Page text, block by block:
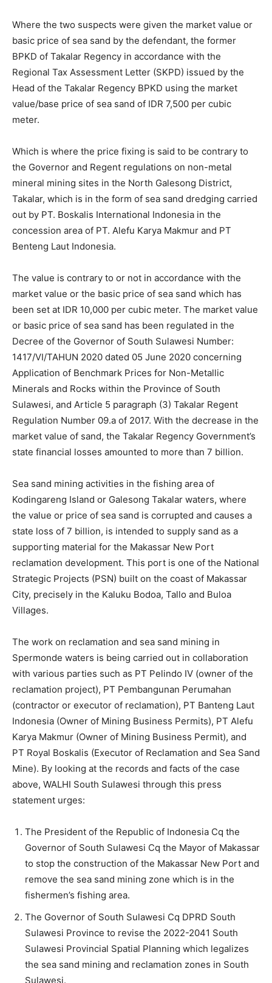
Where the two suspects were given the market value or
basic price of sea sand by the defendant, the former
BPKD of Takalar Regency in accordance with the
Regional Tax Assessment Letter (SKPD) issued by the
Head of the Takalar Regency BPKD using the market
value/base price of sea sand of IDR 7,500 per cubic
meter.
Which is where the price fixing is said to be contrary to
the Governor and Regent regulations on non-metal
mineral mining sites in the North Galesong District,
Takalar, which is in the form of sea sand dredging carried
out by PT. Boskalis International Indonesia in the
concession area of ​​PT. Alefu Karya Makmur and PT
Benteng Laut Indonesia.
The value is contrary to or not in accordance with the
market value or the basic price of sea sand which has
been set at IDR 10,000 per cubic meter. The market value
or basic price of sea sand has been regulated in the
Decree of the Governor of South Sulawesi Number:
1417/VI/TAHUN 2020 dated 05 June 2020 concerning
Application of Benchmark Prices for Non-Metallic
Minerals and Rocks within the Province of South
Sulawesi, and Article 5 paragraph (3) Takalar Regent
Regulation Number 09.a of 2017. With the decrease in the
market value of sand, the Takalar Regency Government’s
state financial losses amounted to more than 7 billion.
Sea sand mining activities in the fishing area of ​​
Kodingareng Island or Galesong Takalar waters, where
the value or price of sea sand is corrupted and causes a
state loss of 7 billion, is intended to supply sand as a
supporting material for the Makassar New Port
reclamation development. This port is one of the National
Strategic Projects (PSN) built on the coast of Makassar
City, precisely in the Kaluku Bodoa, Tallo and Buloa
Villages.
The work on reclamation and sea sand mining in
Spermonde waters is being carried out in collaboration
with various parties such as PT Pelindo IV (owner of the
reclamation project), PT Pembangunan Perumahan
(contractor or executor of reclamation), PT Banteng Laut
Indonesia (Owner of Mining Business Permits), PT Alefu
Karya Makmur (Owner of Mining Business Permit), and
PT Royal Boskalis (Executor of Reclamation and Sea Sand
Mine). By looking at the records and facts of the case
above, WALHI South Sulawesi through this press
statement urges:
The President of the Republic of Indonesia Cq the
Governor of South Sulawesi Cq the Mayor of Makassar
to stop the construction of the Makassar New Port and
remove the sea sand mining zone which is in the
fishermen’s fishing area.
The Governor of South Sulawesi Cq DPRD South
Sulawesi Province to revise the 2022-2041 South
Sulawesi Provincial Spatial Planning which legalizes
the sea sand mining and reclamation zones in South
Sulawesi.